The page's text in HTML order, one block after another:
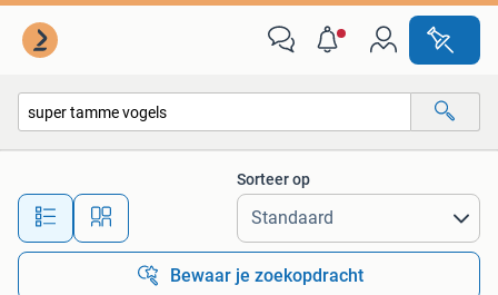
Alle afstanden…
Sorteer op
Bewaar je zoekopdracht